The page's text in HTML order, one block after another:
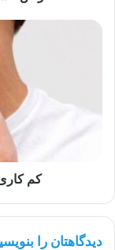
کم
کم
دیدگاهتان را